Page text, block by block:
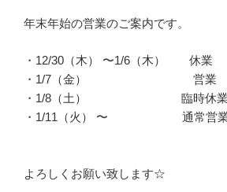
年末年始の営業のご案内です。
・12/30（木） 〜1/6（木） 休業
・1/7（金） 営業
・1/8（土） 臨時休業
・1/11（火） 〜 通常営
よろしくお願い致します☆